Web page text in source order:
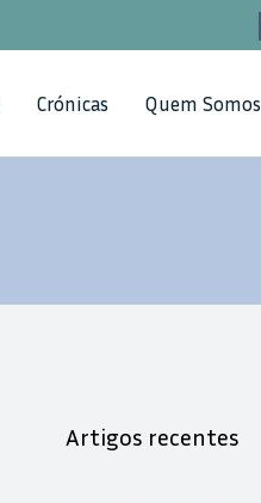
Crónicas Quem Somos
Artigos recentes